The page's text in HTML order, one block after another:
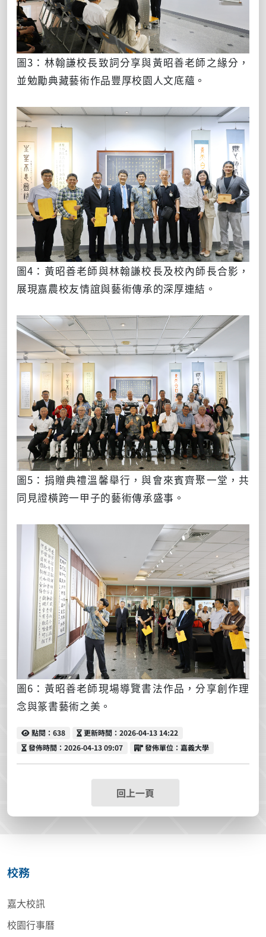
圖3：林翰謙校長致詞分享與黃昭善老師之緣分，
並勉勵典藏藝術作品豐厚校園人文底蘊。
圖4：黃昭善老師與林翰謙校長及校內師長合影，
展現嘉農校友情誼與藝術傳承的深厚連結。
圖5：捐贈典禮溫馨舉行，與會來賓齊聚一堂，共
同見證橫跨一甲子的藝術傳承盛事。
圖6：黃昭善老師現場導覽書法作品，分享創作理
念與篆書藝術之美。
點閱
點閱：638 更新時間
更新時間：2026-04-13 14:22
發佈時間
發佈時間：2026-04-13 09:07 發佈單位
發佈單位：嘉義大學
回上一頁
校務
嘉大校訊
校園行事曆